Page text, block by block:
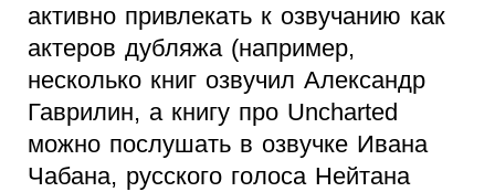
активно привлекать к озвучанию как
актеров дубляжа (например,
несколько книг озвучил Александр
Гаврилин, а книгу про Uncharted
можно послушать в озвучке Ивана
Чабана, русского голоса Нейтана